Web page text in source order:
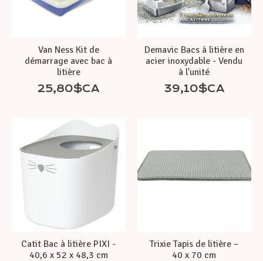
Van Ness Kit de
démarrage avec bac à
litière
25,80$CA
Demavic Bacs à litière en
acier inoxydable - Vendu
à l'unité
39,10$CA
Catit Bac à litière PIXI -
40,6 x 52 x 48,3 cm
Trixie Tapis de litière –
40 x 70 cm